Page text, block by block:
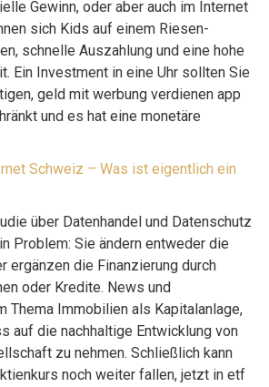
Gewinn, oder aber auch im Internet
sich Kids auf einem Riesen-
schnelle Auszahlung und eine hohe
Ein Investment in eine Uhr sollten Sie
geld mit werbung verdienen app
und es hat eine monetäre
Schweiz – Was ist eigentlich ein
über Datenhandel und Datenschutz
Problem: Sie ändern entweder die
ergänzen die Finanzierung durch
oder Kredite. News und
Thema Immobilien als Kapitalanlage,
auf die nachhaltige Entwicklung von
zu nehmen. Schließlich kann
noch weiter fallen, jetzt in etf